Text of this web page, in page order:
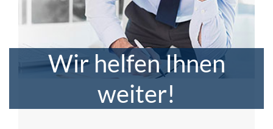
Wir helfen Ihnen
weiter!